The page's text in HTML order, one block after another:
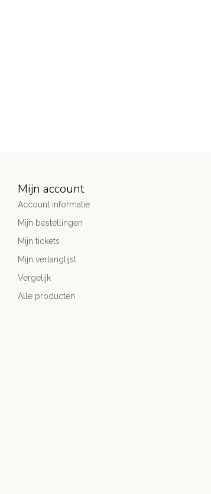
Mijn account
Account informatie
Mijn bestellingen
Mijn tickets
Mijn verlanglijst
Vergelijk
Alle producten